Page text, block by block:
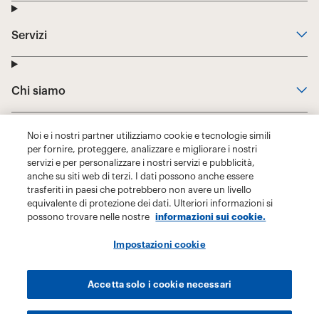
Noi e i nostri partner utilizziamo cookie e tecnologie simili
per fornire, proteggere, analizzare e migliorare i nostri
servizi e per personalizzare i nostri servizi e pubblicità,
anche su siti web di terzi. I dati possono anche essere
trasferiti in paesi che potrebbero non avere un livello
equivalente di protezione dei dati. Ulteriori informazioni si
possono trovare nelle nostre
informazioni sui cookie.
Impostazioni cookie
Accetta solo i cookie necessari